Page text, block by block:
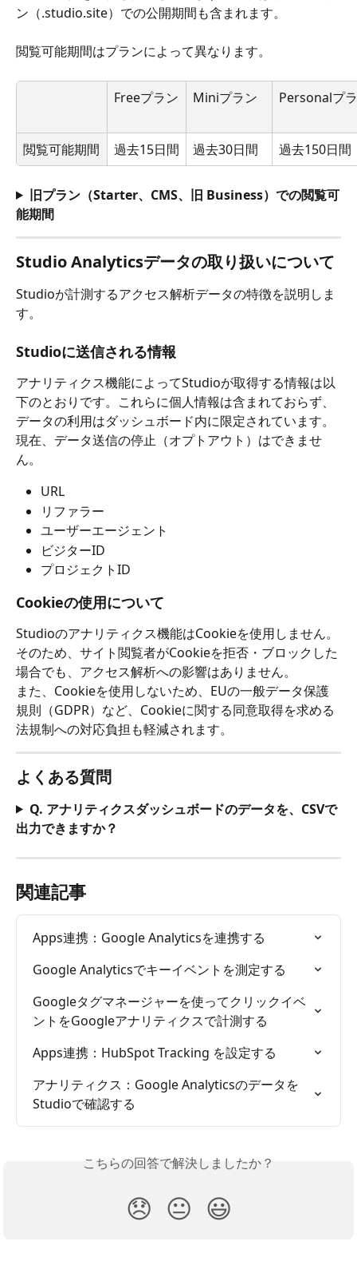
ン（.studio.site）での公開期間も含まれます。
閲覧可能期間はプランによって異なります。
Freeプラン Miniプラン Personalプ
閲覧可能期間 過去15日間 過去30日間 過去150日間
旧プラン（Starter、CMS、旧 Business）での閲覧可
能期間
Studio Analyticsデータの取り扱いについて
Studioが計測するアクセス解析データの特徴を説明しま
す。
Studioに送信される情報
アナリティクス機能によってStudioが取得する情報は以
下のとおりです。これらに個人情報は含まれておらず、
データの利用はダッシュボード内に限定されています。
現在、データ送信の停止（オプトアウト）はできませ
ん。
URL
リファラー
ユーザーエージェント
ビジターID
プロジェクトID
Cookieの使用について
Studioのアナリティクス機能はCookieを使用しません。
そのため、サイト閲覧者がCookieを拒否・ブロックした
場合でも、アクセス解析への影響はありません。
また、Cookieを使用しないため、EUの一般データ保護
規則（GDPR）など、Cookieに関する同意取得を求める
法規制への対応負担も軽減されます。
よくある質問
Q. アナリティクスダッシュボードのデータを、CSVで
出力できますか？
関連記事
Apps連携：Google Analyticsを連携する
Google Analyticsでキーイベントを測定する
Googleタグマネージャーを使ってクリックイベ
ントをGoogleアナリティクスで計測する
Apps連携：HubSpot Tracking を設定する
アナリティクス：Google Analyticsのデータを
Studioで確認する
こちらの回答で解決しましたか？
😞 😐 😃